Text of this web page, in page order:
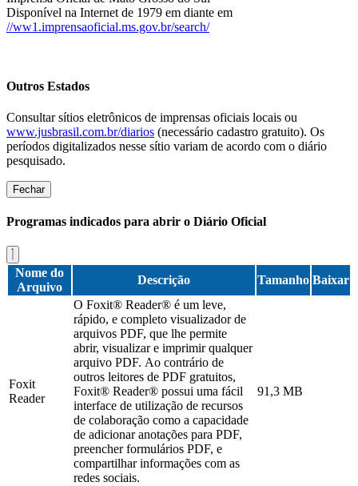
Disponível na Internet de 1979 em diante em
//ww1.imprensaoficial.ms.gov.br/search/
Outros Estados
Consultar sítios eletrônicos de imprensas oficiais locais ou
www.jusbrasil.com.br/diarios (necessário cadastro gratuito). Os
períodos digitalizados nesse sítio variam de acordo com o diário
pesquisado.
Fechar
Programas indicados para abrir o Diário Oficial
Nome do
Arquivo
Descrição Tamanho Baixar
Foxit
Reader
O Foxit® Reader® é um leve,
rápido, e completo visualizador de
arquivos PDF, que lhe permite
abrir, visualizar e imprimir qualquer
arquivo PDF. Ao contrário de
outros leitores de PDF gratuitos,
Foxit® Reader® possui uma fácil
interface de utilização de recursos
de colaboração como a capacidade
de adicionar anotações para PDF,
preencher formulários PDF, e
compartilhar informações com as
redes sociais.
91,3 MB